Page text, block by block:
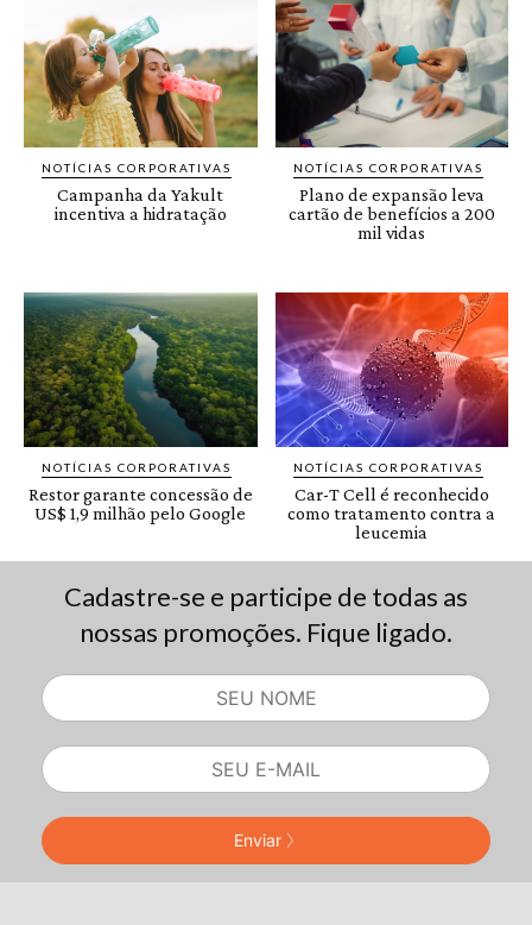
Cadastre-se e participe de todas as
nossas promoções. Fique ligado.
Enviar